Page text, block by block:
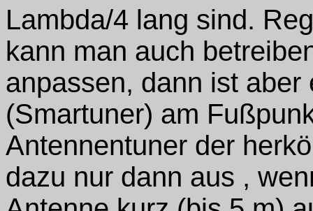
Lambda/4 lang sind.
kann man auch
anpassen, dann ist aber
(Smartuner) am
Antennentuner der
dazu nur dann aus ,